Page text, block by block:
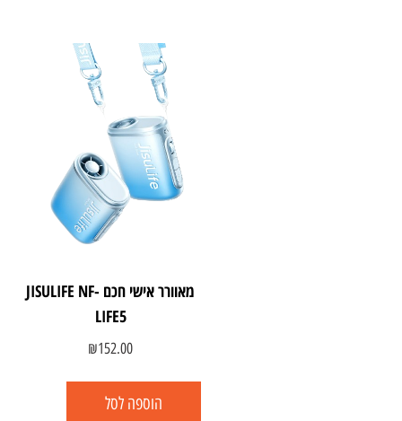
מאוורר אישי חכם JISULIFE NF-
LIFE5
₪152.00
הוספה לסל